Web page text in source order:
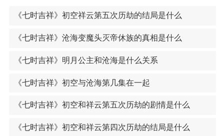
《七时吉祥》初空祥云第五次历劫的结局是什么
《七时吉祥》沧海变魔头灭帝休族的真相是什么
《七时吉祥》明月公主和沧海是什么关系
《七时吉祥》初空与沧海第几集在一起
《七时吉祥》初空和祥云第五次历劫的剧情是什么
《七时吉祥》初空和祥云第四次历劫的结局是什么